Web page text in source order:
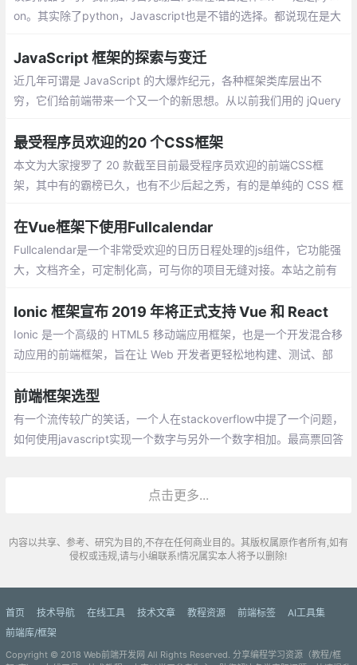
on。其实除了python，Javascript也是不错的选择。都说现在是大
JavaScript 框架的探索与变迁
近几年可谓是 JavaScript 的大爆炸纪元，各种框架类库层出不
穷，它们给前端带来一个又一个的新思想。从以前我们用的 jQuery
Ember.js、AngularJS 数据绑定的理念，再到现在的 React、Vue
虚拟 DOM 的思想。
最受程序员欢迎的20 个CSS框架
本文为大家搜罗了 20 款截至目前最受程序员欢迎的前端CSS框
架，其中有的霸榜已久，也有不少后起之秀，有的是单纯的 CSS 框
在Vue框架下使用Fullcalendar
Fullcalendar是一个非常受欢迎的日历日程处理的js组件，它功能强
大，文档齐全，可定制化高，可与你的项目无缝对接。本站之前有
在Vue框架下使用Fullcalendar。
Ionic 框架宣布 2019 年将正式支持 Vue 和 React
Ionic 是一个高级的 HTML5 移动端应用框架，也是一个开发混合移
动应用的前端框架，旨在让 Web 开发者更轻松地构建、测试、部
ue 和 React 。
前端框架选型
有一个流传较广的笑话，一个人在stackoverflow中提了一个问题，
如何使用javascript实现一个数字与另外一个数字相加。最高票回答
同的应用场景，杀鸡不要用牛刀点击更多...
内容以共享、参考、研究为目的,不存在任何商业目的。其版权属原作者所有,如有
侵权或违规,请与小编联系!情况属实本人将予以删除!
首页 技术导航 在线工具 技术文章 教程资源 前端标签
AI工具集
前端库/框架